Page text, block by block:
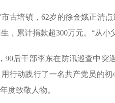
古培镇，62岁的徐金娥正清
生，累计捐款超300万元。“从
90后干部李东在防汛巡查中
行动践行了一名共产党员的
度致敬人物。